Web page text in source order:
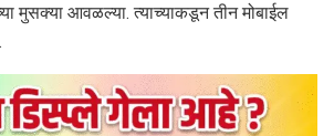
मुसक्या आवळल्या. त्याच्याकडून तीन मोबाईल